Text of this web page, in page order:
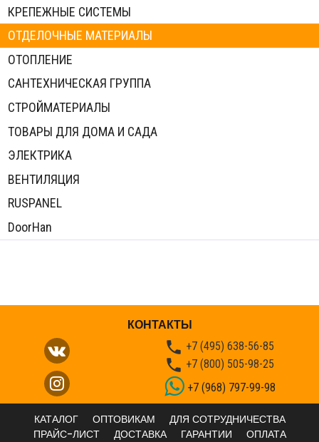
КРЕПЕЖНЫЕ СИСТЕМЫ
ОТДЕЛОЧНЫЕ МАТЕРИАЛЫ
ОТОПЛЕНИЕ
САНТЕХНИЧЕСКАЯ ГРУППА
СТРОЙМАТЕРИАЛЫ
ТОВАРЫ ДЛЯ ДОМА И САДА
ЭЛЕКТРИКА
ВЕНТИЛЯЦИЯ
RUSPANEL
DoorHan
КОНТАКТЫ
 +7 (495) 638-56-85
 +7 (800) 505-98-25
+7 (968) 797-99-98
КАТАЛОГ ОПТОВИКАМ
ДЛЯ СОТРУДНИЧЕСТВА
ПРАЙС-ЛИСТ
ДОСТАВКА ГАРАНТИИ ОПЛАТА